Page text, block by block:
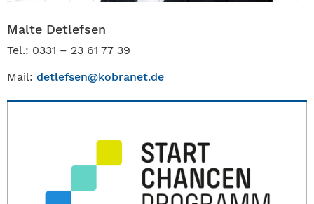
Malte Detlefsen
Tel.: 0331 – 23 61 77 39
Mail: detlefsen@kobranet.de